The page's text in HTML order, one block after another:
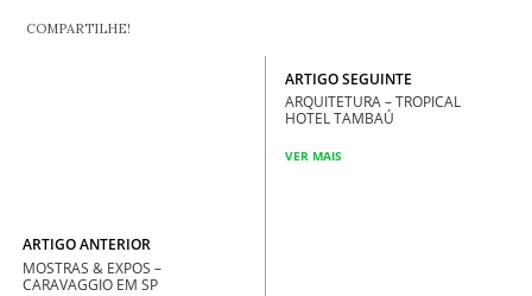
COMPARTILHE!
ARTIGO ANTERIOR
MOSTRAS & EXPOS –
CARAVAGGIO EM SP
ARTIGO SEGUINTE
ARQUITETURA – TROPICAL
HOTEL TAMBAÚ
VER MAIS